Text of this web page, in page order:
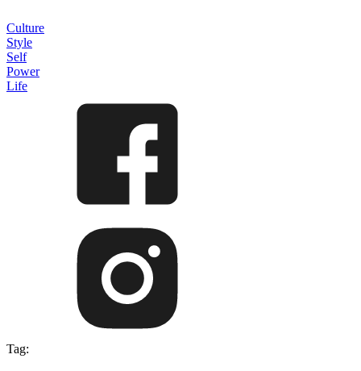
Culture
Style
Self
Power
Life
Tag: